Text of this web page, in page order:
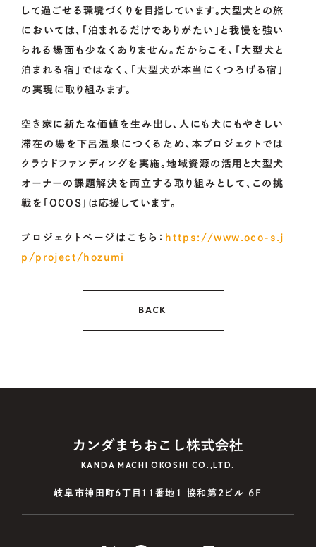
01.資金調達をお考えの方
CONTACT US
して過ごせる環境づくりを目指しています。大型犬との旅
においては、「泊まれるだけでありがたい」と我慢を強い
られる場面も少なくありません。だからこそ、「大型犬と
泊まれる宿」ではなく、「大型犬が本当にくつろげる宿」
の実現に取り組みます。
空き家に新たな価値を生み出し、人にも犬にもやさしい
滞在の場を下呂温泉につくるため、本プロジェクトでは
クラウドファンディングを実施。地域資源の活用と大型犬
オーナーの課題解決を両立する取り組みとして、この挑
戦を「OCOS」は応援しています。
プロジェクトページはこちら： https://www.oco-s.j
p/project/hozumi
BACK
KANDA MACHI OKOSHI CO.,LTD.
岐阜市神田町6丁目11番地1 協和第2ビル 6F